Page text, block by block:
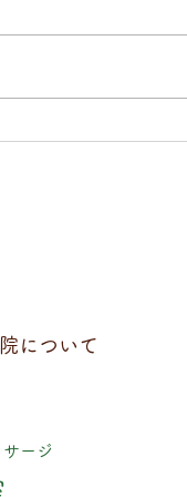
直
について
ージ